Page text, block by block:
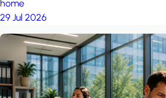
home
29 Jul 2026